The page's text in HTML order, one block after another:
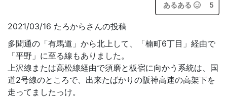
あるある 5
2021/03/16 たろからさんの投稿
多聞通の「有馬道」から北上して、「楠町6丁目」経由で
「平野」に至る線もありました。
上沢線または高松線経由で須磨と板宿に向かう系統は、国
道2号線のところで、出来たばかりの阪神高速の高架下を
走ってましたっけ。